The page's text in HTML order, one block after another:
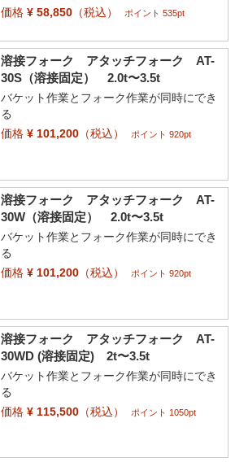
価格¥ 58,850（税込） ポイント 535pt
溶接フォーク アタッチフォーク AT-
30S（溶接固定） 2.0t〜3.5t
バケット作業とフォーク作業が同時にでき
る
価格¥ 101,200（税込） ポイント 920pt
溶接フォーク アタッチフォーク AT-
30W（溶接固定） 2.0t〜3.5t
バケット作業とフォーク作業が同時にでき
る
価格¥ 101,200（税込） ポイント 920pt
溶接フォーク アタッチフォーク AT-
30WD (溶接固定) 2t〜3.5t
バケット作業とフォーク作業が同時にでき
る
価格¥ 115,500（税込） ポイント 1050pt